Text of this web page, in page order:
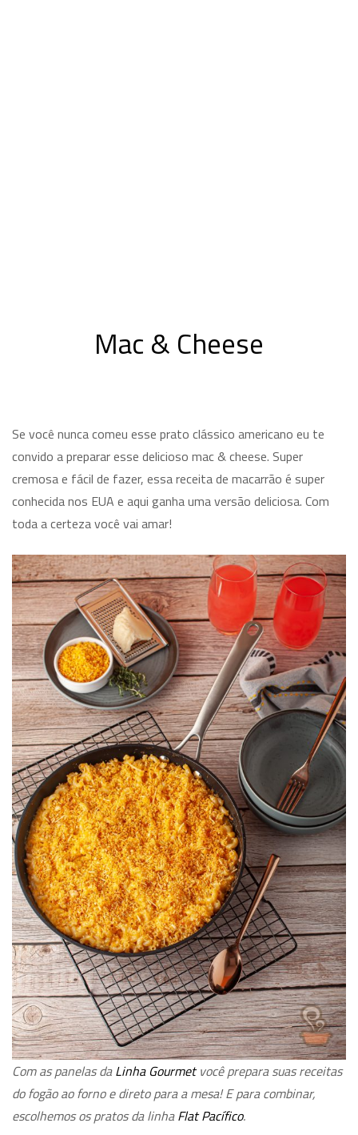
Mac & Cheese
Se você nunca comeu esse prato clássico americano eu te
convido a preparar esse delicioso mac & cheese. Super
cremosa e fácil de fazer, essa receita de macarrão é super
conhecida nos EUA e aqui ganha uma versão deliciosa. Com
toda a certeza você vai amar!
Com as panelas daLinha Gourmetvocê prepara suas receitas
do fogão ao forno e direto para a mesa! E para combinar,
escolhemos os pratos da linhaFlat Pacífico.